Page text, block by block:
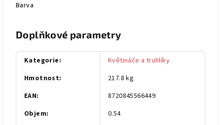
Barva
Doplňkové parametry
Kategorie:
Květináče a truhlíky
Hmotnost:
217.8 kg
EAN:
8720845566449
Objem:
0.54